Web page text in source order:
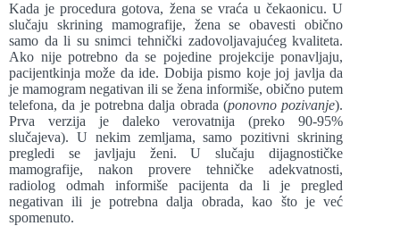
Kada je procedura gotova, žena se vraća u čekaonicu. U
slučaju skrining mamografije, žena se obavesti obično
samo da li su snimci tehnički zadovoljavajućeg kvaliteta.
Ako nije potrebno da se pojedine projekcije ponavljaju,
pacijentkinja može da ide. Dobija pismo koje joj javlja da
je mamogram negativan ili se žena informiše, obično putem
telefona, da je potrebna dalja obrada (ponovno pozivanje).
Prva verzija je daleko verovatnija (preko 90-95%
slučajeva). U nekim zemljama, samo pozitivni skrining
pregledi se javljaju ženi. U slučaju dijagnostičke
mamografije, nakon provere tehničke adekvatnosti,
radiolog odmah informiše pacijenta da li je pregled
negativan ili je potrebna dalja obrada, kao što je već
spomenuto.